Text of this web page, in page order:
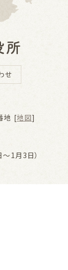
せ
地 [地図]
1月3日）